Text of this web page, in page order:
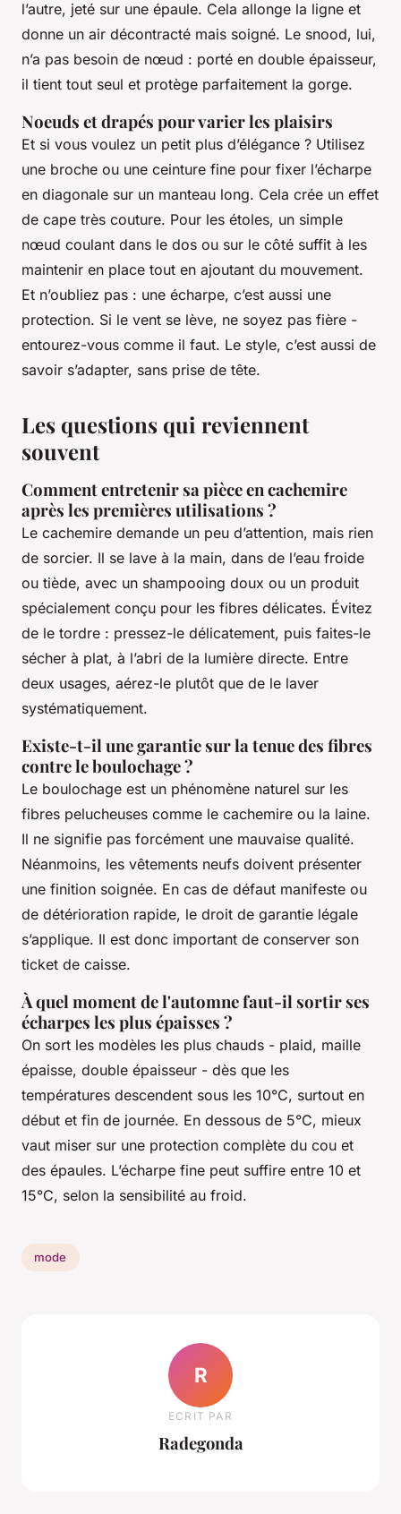
l’autre, jeté sur une épaule. Cela allonge la ligne et
donne un air décontracté mais soigné. Le snood, lui,
n’a pas besoin de nœud : porté en double épaisseur,
il tient tout seul et protège parfaitement la gorge.
Noeuds et drapés pour varier les plaisirs
Et si vous voulez un petit plus d’élégance ? Utilisez
une broche ou une ceinture fine pour fixer l’écharpe
en diagonale sur un manteau long. Cela crée un effet
de cape très couture. Pour les étoles, un simple
nœud coulant dans le dos ou sur le côté suffit à les
maintenir en place tout en ajoutant du mouvement.
Et n’oubliez pas : une écharpe, c’est aussi une
protection. Si le vent se lève, ne soyez pas fière -
entourez-vous comme il faut. Le style, c’est aussi de
savoir s’adapter, sans prise de tête.
Les questions qui reviennent
souvent
Comment entretenir sa pièce en cachemire
après les premières utilisations ?
Le cachemire demande un peu d’attention, mais rien
de sorcier. Il se lave à la main, dans de l’eau froide
ou tiède, avec un shampooing doux ou un produit
spécialement conçu pour les fibres délicates. Évitez
de le tordre : pressez-le délicatement, puis faites-le
sécher à plat, à l’abri de la lumière directe. Entre
deux usages, aérez-le plutôt que de le laver
systématiquement.
Existe-t-il une garantie sur la tenue des fibres
contre le boulochage ?
Le boulochage est un phénomène naturel sur les
fibres pelucheuses comme le cachemire ou la laine.
Il ne signifie pas forcément une mauvaise qualité.
Néanmoins, les vêtements neufs doivent présenter
une finition soignée. En cas de défaut manifeste ou
de détérioration rapide, le droit de garantie légale
s’applique. Il est donc important de conserver son
ticket de caisse.
À quel moment de l'automne faut-il sortir ses
écharpes les plus épaisses ?
On sort les modèles les plus chauds - plaid, maille
épaisse, double épaisseur - dès que les
températures descendent sous les 10°C, surtout en
début et fin de journée. En dessous de 5°C, mieux
vaut miser sur une protection complète du cou et
des épaules. L’écharpe fine peut suffire entre 10 et
15°C, selon la sensibilité au froid.
mode
R
ECRIT PAR
Radegonda